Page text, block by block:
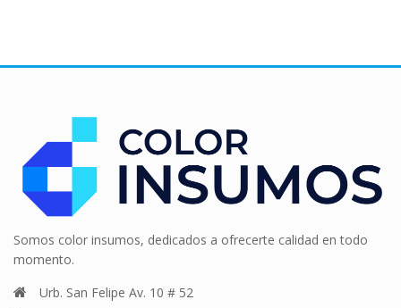
Somos color insumos, dedicados a ofrecerte calidad en todo
momento.
Urb. San Felipe Av. 10 # 52